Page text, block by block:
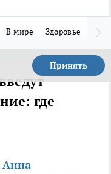
В мире Здоровье
Принять
где
Анна